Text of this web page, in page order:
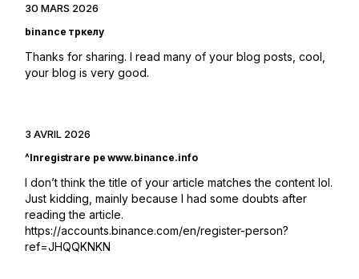
30 MARS 2026
binance тркелу
Thanks for sharing. I read many of your blog posts, cool,
your blog is very good.
3 AVRIL 2026
^Inregistrare pe www.binance.info
I don’t think the title of your article matches the content lol.
Just kidding, mainly because I had some doubts after
reading the article.
https://accounts.binance.com/en/register-person?
ref=JHQQKNKN